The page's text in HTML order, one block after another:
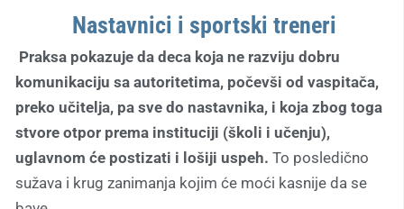
Nastavnici i sportski treneri
Praksa pokazuje da deca koja ne razviju dobru
komunikaciju sa autoritetima, počevši od vaspitača,
preko učitelja, pa sve do nastavnika, i koja zbog toga
stvore otpor prema instituciji (školi i učenju),
uglavnom će postizati i lošiji uspeh. To posledično
sužava i krug zanimanja kojim će moći kasnije da se